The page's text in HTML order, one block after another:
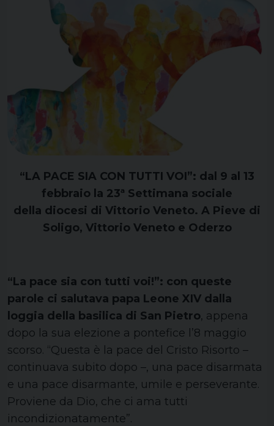
“LA PACE SIA CON TUTTI VOI”: dal 9 al 13
febbraio la 23ª Settimana sociale
della diocesi di Vittorio Veneto. A Pieve di
Soligo, Vittorio Veneto e Oderzo
“La pace sia con tutti voi!”: con queste
parole ci salutava papa Leone XIV dalla
loggia della basilica di San Pietro, appena
dopo la sua elezione a pontefice l’8 maggio
scorso. “Questa è la pace del Cristo Risorto –
continuava subito dopo –, una pace disarmata
e una pace disarmante, umile e perseverante.
Proviene da Dio, che ci ama tutti
incondizionatamente”.